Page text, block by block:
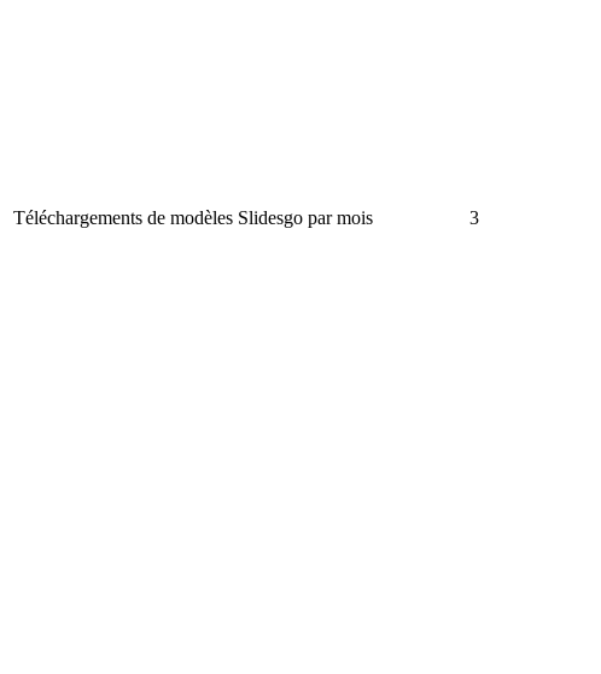
Téléchargements de modèles Slidesgo par mois 3